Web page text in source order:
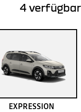
4
EXPRESSION